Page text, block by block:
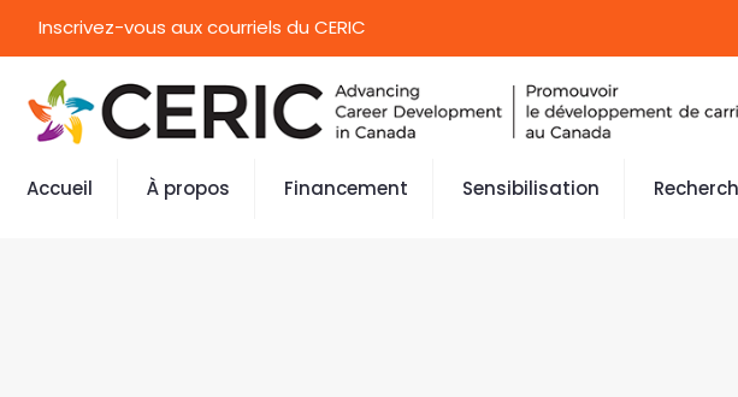
Inscrivez-vous aux courriels du CERIC
Accueil À propos Financement Sensibilisation